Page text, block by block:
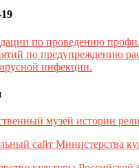
по проведению
по предупреждению
инфекции.
музей истории
сайт Министерства